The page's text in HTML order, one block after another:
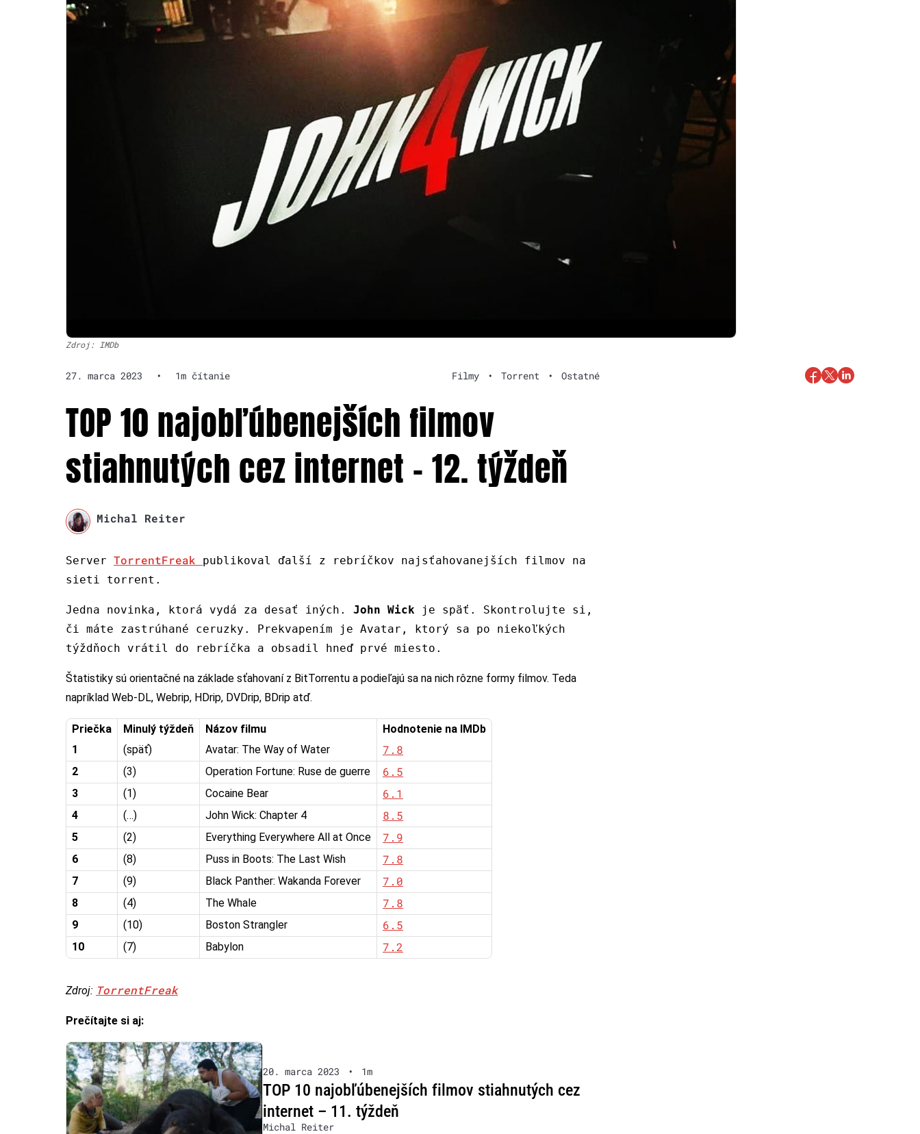
Zdroj: IMDb
27. marca 2023 • 1m čítanie Filmy • Torrent • Ostatné
TOP 10 najobľúbenejších filmov
stiahnutých cez internet – 12. týždeň
Michal Reiter
Server TorrentFreak
publikoval ďalší z rebríčkov najsťahovanejších filmov na
sieti torrent.
Jedna novinka, ktorá vydá za desať iných. John Wick je späť. Skontrolujte si,
či máte zastrúhané ceruzky. Prekvapením je Avatar, ktorý sa po niekoľkých
týždňoch vrátil do rebríčka a obsadil hneď prvé miesto.
Štatistiky sú orientačné na základe sťahovaní z BitTorrentu a podieľajú sa na nich rôzne formy filmov. Teda
napríklad Web-DL, Webrip, HDrip, DVDrip, BDrip atď.
Priečka Minulý týždeň Názov filmu
Hodnotenie na IMDb
1
(späť) Avatar: The Way of Water 7.8
2 (3) Operation Fortune: Ruse de guerre 6.5
3 (1) Cocaine Bear 6.1
4 (…) John Wick: Chapter 4 8.5
5 (2) Everything Everywhere All at Once 7.9
6 (8) Puss in Boots: The Last Wish 7.8
7 (9) Black Panther: Wakanda Forever 7.0
8 (4) The Whale 7.8
9 (10) Boston Strangler 6.5
10 (7) Babylon 7.2
Zdroj: TorrentFreak
Prečítajte si aj:
20. marca 2023 • 1m
TOP 10 najobľúbenejších filmov stiahnutých cez
internet – 11. týždeň
Michal Reiter